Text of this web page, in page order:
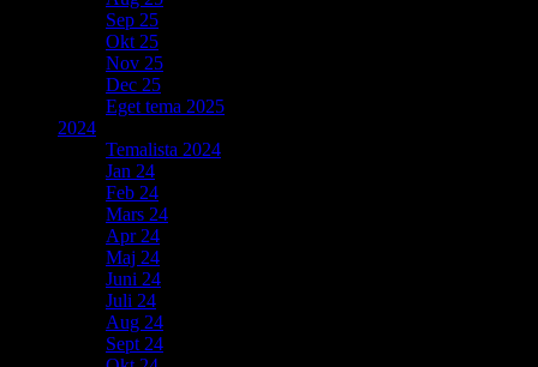
Sep 25
Okt 25
Nov 25
Dec 25
Eget tema 2025
2024
Temalista 2024
Jan 24
Feb 24
Mars 24
Apr 24
Maj 24
Juni 24
Juli 24
Aug 24
Sept 24